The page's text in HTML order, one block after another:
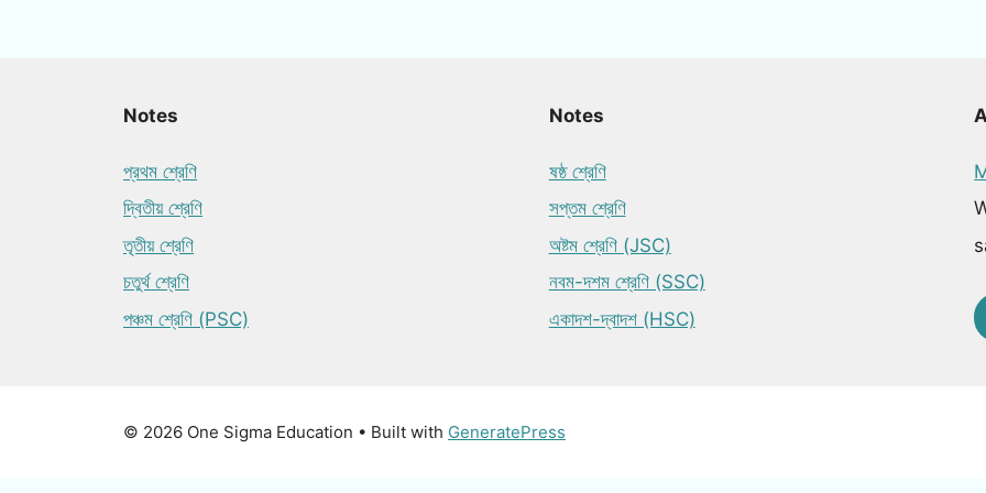
Notes
প্রথম শ্রেণি
দ্বিতীয় শ্রেণি
তৃতীয় শ্রেণি
চতুর্থ শ্রেণি
পঞ্চম শ্রেণি (PSC)
Notes
ষষ্ঠ শ্রেণি
সপ্তম শ্রেণি
অষ্টম শ্রেণি (JSC)
নবম-দশম শ্রেণি (SSC)
একাদশ-দ্বাদশ (HSC)
© 2026 One Sigma Education • Built with GeneratePress